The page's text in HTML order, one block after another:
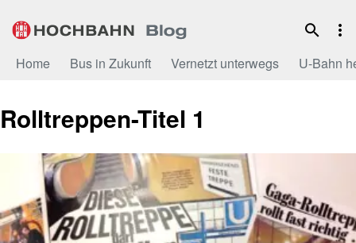
Inhalt
Home Bus in Zukunft Vernetzt unterwegs U-Bahn
Rolltreppen-Titel 1